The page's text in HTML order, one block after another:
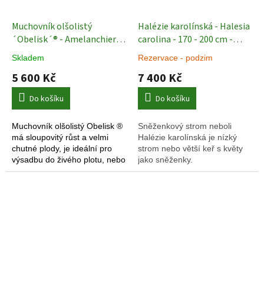
Muchovník olšolistý
´Obelisk´® - Amelanchier
alnifolia - 180 cm vicekmen
Skladem
5 600 Kč
Do košíku
Muchovník olšolistý Obelisk ®
má sloupovitý růst a velmi
chutné plody, je ideální pro
výsadbu do živého plotu, nebo
k zakrytí popelnic.
Halézie karolínská - Halesia
carolina - 170 - 200 cm -
vícekmen
Rezervace - podzim
7 400 Kč
Do košíku
Sněženkový strom neboli
Halézie karolínská je nízký
strom nebo větší keř s květy
jako sněženky.